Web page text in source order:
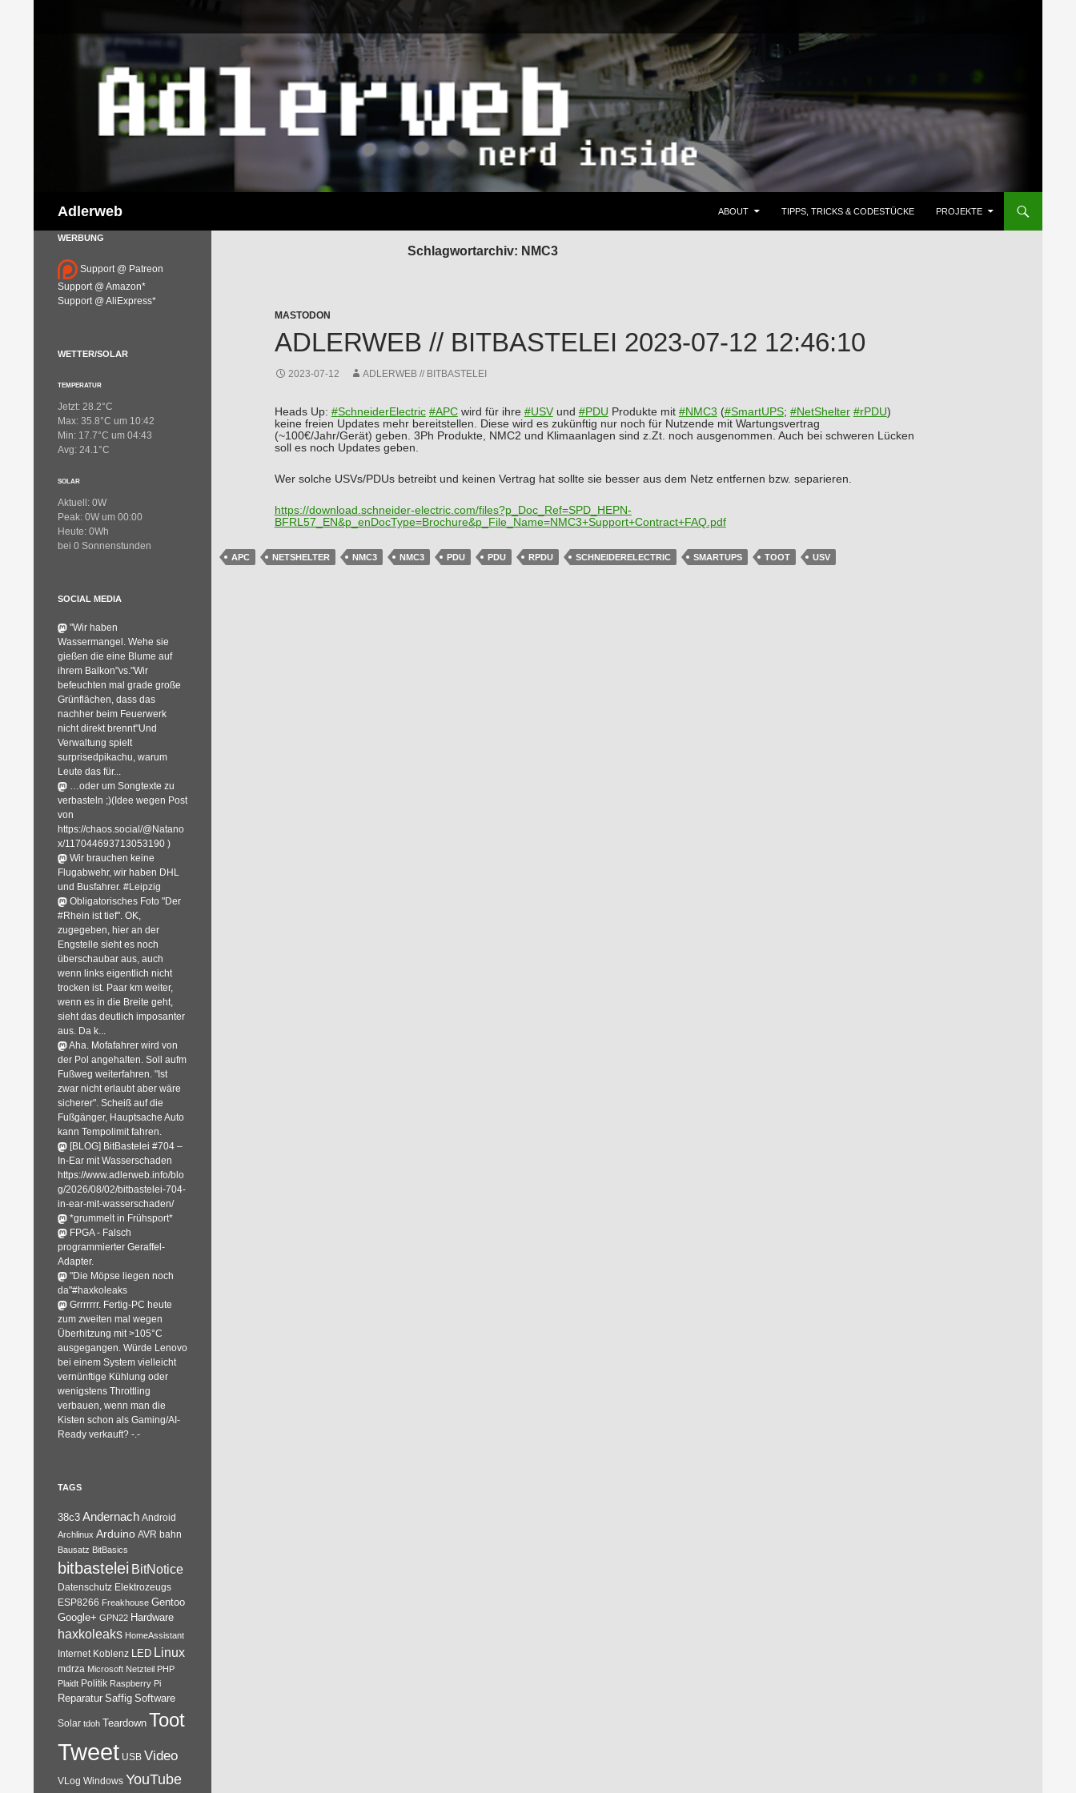
Adlerweb
ABOUT
TIPPS, TRICKS & CODESTÜCKE PROJEKTE
Schlagwortarchiv: NMC3
MASTODON
ADLERWEB // BITBASTELEI 2023-07-12 12:46:10
2023-07-12 ADLERWEB // BITBASTELEI
Heads Up: #SchneiderElectric #APCwird für ihre #USVund #PDU Produkte mit #NMC3 (#SmartUPS; #NetShelter #rPDU)
keine freien Updates mehr bereitstellen. Diese wird es zukünftig nur noch für Nutzende mit Wartungsvertrag
(~100€/Jahr/Gerät) geben. 3Ph Produkte, NMC2 und Klimaanlagen sind z.Zt. noch ausgenommen. Auch bei schweren Lücken
soll es noch Updates geben.
Wer solche USVs/PDUs betreibt und keinen Vertrag hat sollte sie besser aus dem Netz entfernen bzw. separieren.
https://download.schneider-electric.com/files?p_Doc_Ref=SPD_HEPN-
BFRL57_EN&p_enDocType=Brochure&p_File_Name=NMC3+Support+Contract+FAQ.pdf
APC NETSHELTER NMC3 NMC3 PDU PDU RPDU SCHNEIDERELECTRIC SMARTUPS TOOT USV
WERBUNG
Support @ Patreon
Support @ Amazon*
Support @ AliExpress*
WETTER/SOLAR
TEMPERATUR
Jetzt: 28.2°C
Max: 35.8°C um 10:42
Min: 17.7°C um 04:43
Avg: 24.1°C
SOLAR
Aktuell: 0W
Peak: 0W um 00:00
Heute: 0Wh
bei 0 Sonnenstunden
SOCIAL MEDIA
"Wir haben
Wassermangel. Wehe sie
gießen die eine Blume auf
ihrem Balkon"vs."Wir
befeuchten mal grade große
Grünflächen, dass das
nachher beim Feuerwerk
nicht direkt brennt"Und
Verwaltung spielt
surprisedpikachu, warum
Leute das für...
…oder um Songtexte zu
verbasteln ;)(Idee wegen Post
von
https://chaos.social/@Natano
x/117044693713053190 )
Wir brauchen keine
Flugabwehr, wir haben DHL
und Busfahrer. #Leipzig
Obligatorisches Foto "Der
#Rhein ist tief". OK,
zugegeben, hier an der
Engstelle sieht es noch
überschaubar aus, auch
wenn links eigentlich nicht
trocken ist. Paar km weiter,
wenn es in die Breite geht,
sieht das deutlich imposanter
aus. Da k...
Aha. Mofafahrer wird von
der Pol angehalten. Soll aufm
Fußweg weiterfahren. "Ist
zwar nicht erlaubt aber wäre
sicherer". Scheiß auf die
Fußgänger, Hauptsache Auto
kann Tempolimit fahren.
[BLOG] BitBastelei #704 –
In-Ear mit Wasserschaden
https://www.adlerweb.info/blo
g/2026/08/02/bitbastelei-704-
in-ear-mit-wasserschaden/
*grummelt in Frühsport*
FPGA - Falsch
programmierter Geraffel-
Adapter.
"Die Möpse liegen noch
da"#haxkoleaks
Grrrrrrr. Fertig-PC heute
zum zweiten mal wegen
Überhitzung mit >105°C
ausgegangen. Würde Lenovo
bei einem System vielleicht
vernünftige Kühlung oder
wenigstens Throttling
verbauen, wenn man die
Kisten schon als Gaming/AI-
Ready verkauft? -.-
TAGS
38c3 Andernach Android
Archlinux Arduino AVR bahn
Bausatz BitBasics
bitbastelei BitNotice
Datenschutz Elektrozeugs
ESP8266 Freakhouse Gentoo
Google+ GPN22 Hardware
haxkoleaks HomeAssistant
Internet Koblenz LED Linux
mdrza Microsoft Netzteil PHP
Plaidt Politik Raspberry Pi
Reparatur Saffig Software
Solar tdoh Teardown Toot
Tweet USB Video
VLog Windows YouTube